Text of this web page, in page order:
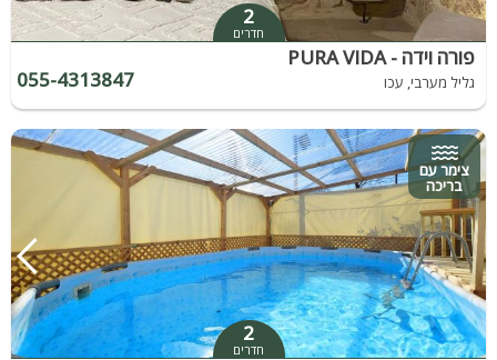
2
חדרים
פורה וידה - PURA VIDA
גליל מערבי, עכו 055-4313847
צימר עם
בריכה
2
חדרים